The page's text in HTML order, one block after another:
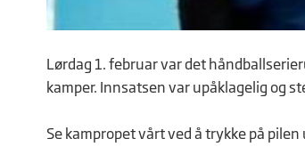
Lørdag 1. februar var det
kamper. Innsatsen var upåklagelig og
Se kampropet vårt ved å trykke på pilen